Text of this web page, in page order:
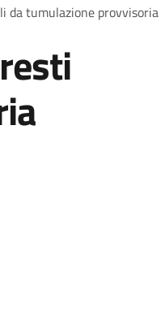
da tumulazione provvisoria